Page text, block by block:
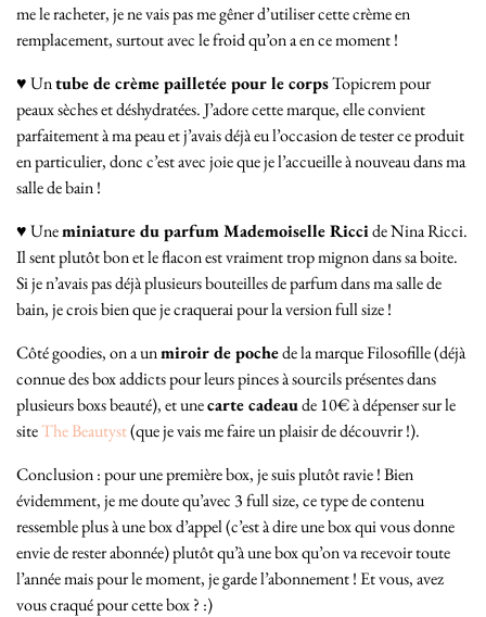
me le racheter, je ne vais pas me gêner d’utiliser cette crème en
remplacement, surtout avec le froid qu’on a en ce moment !
♥ Untube de crème pailletée pour le corpsTopicrem pour
peaux sèches et déshydratées. J’adore cette marque, elle convient
parfaitement à ma peau et j’avais déjà eu l’occasion de tester ce produit
en particulier, donc c’est avec joie que je l’accueille à nouveau dans ma
salle de bain !
♥ Uneminiature du parfum Mademoiselle Riccide Nina Ricci.
Il sent plutôt bon et le flacon est vraiment trop mignon dans sa boite.
Si je n’avais pas déjà plusieurs bouteilles de parfum dans ma salle de
bain, je crois bien que je craquerai pour la version full size !
Côté goodies, on a unmiroir de pochede la marque Filosofille (déjà
connue des box addicts pour leurs pinces à sourcils présentes dans
plusieurs boxs beauté), et unecarte cadeaude 10€ à dépenser sur le
siteThe Beautyst(que je vais me faire un plaisir de découvrir !).
Conclusion : pour une première box, je suis plutôt ravie ! Bien
évidemment, je me doute qu’avec 3 full size, ce type de contenu
ressemble plus à une box d’appel (c’est à dire une box qui vous donne
envie de rester abonnée) plutôt qu’à une box qu’on va recevoir toute
l’année mais pour le moment, je garde l’abonnement ! Et vous, avez
vous craqué pour cette box ? :)